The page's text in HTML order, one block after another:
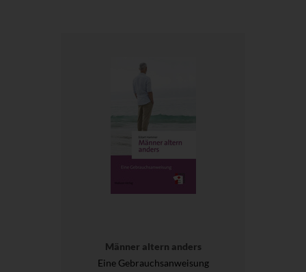
Männer altern anders
Eine Gebrauchsanweisung